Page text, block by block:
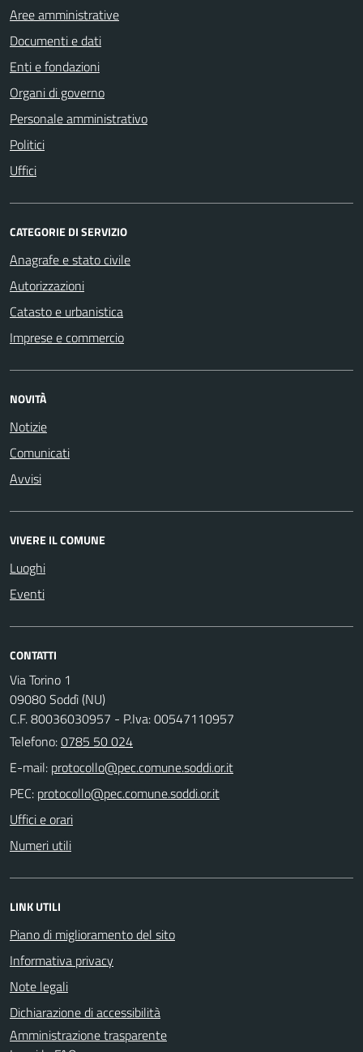
Aree amministrative
Documenti e dati
Enti e fondazioni
Organi di governo
Personale amministrativo
Politici
Uffici
CATEGORIE DI SERVIZIO
Anagrafe e stato civile
Autorizzazioni
Catasto e urbanistica
Imprese e commercio
NOVITÀ
Notizie
Comunicati
Avvisi
VIVERE IL COMUNE
Luoghi
Eventi
CONTATTI
Via Torino 1
09080 Soddì (NU)
C.F. 80036030957 - P.Iva: 00547110957
Telefono:0785 50 024
E-mail:
PEC:
Uffici e orari
Numeri utili
LINK UTILI
Piano di miglioramento del sito
Informativa privacy
Note legali
Dichiarazione di accessibilità
Amministrazione trasparente